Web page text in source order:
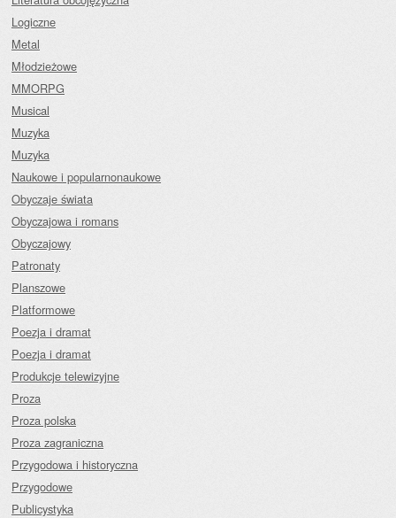
Logiczne
Metal
Młodzieżowe
MMORPG
Musical
Muzyka
Muzyka
Naukowe i popularnonaukowe
Obyczaje świata
Obyczajowa i romans
Obyczajowy
Patronaty
Planszowe
Platformowe
Poezja i dramat
Poezja i dramat
Produkcje telewizyjne
Proza
Proza polska
Proza zagraniczna
Przygodowa i historyczna
Przygodowe
Publicystyka